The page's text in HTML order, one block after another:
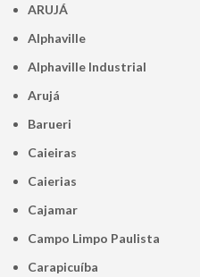
ARUJÁ
Alphaville
Alphaville Industrial
Arujá
Barueri
Caieiras
Caierias
Cajamar
Campo Limpo Paulista
Carapicuíba